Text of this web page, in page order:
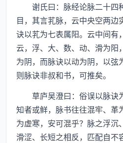
谢氏曰：脉经论脉二十四
目，其言芤脉，云中央空两边
诀以芤为七表属阳。云中间有
云，浮、大、数、动、滑为阳
为阴，而脉诀以动为阴，以弦
则脉诀非叔和书，可推矣。
草庐吴澄曰：俗误以脉诀
知者或鲜，脉书往往混牢、革
为虚寒，安可混乎？脉之浮沉
滑涩、长短之相反，匹配自不